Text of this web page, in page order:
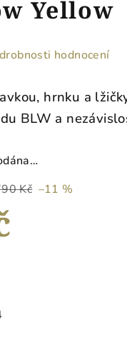
Yellow
hodnocení
hrnku a
BLW a
Kč –11 %